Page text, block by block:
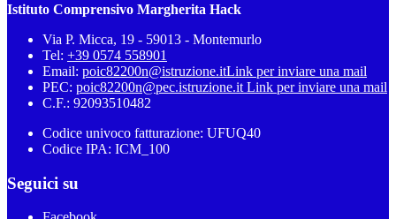
Istituto Comprensivo Margherita Hack
Via P. Micca, 19 - 59013 - Montemurlo
Tel: +39 0574 558901
Email: poic82200n@istruzione.itLink per inviare una mail
PEC: poic82200n@pec.istruzione.it Link per inviare una mail
C.F.: 92093510482
Codice univoco fatturazione: UFUQ40
Codice IPA: ICM_100
Seguici su